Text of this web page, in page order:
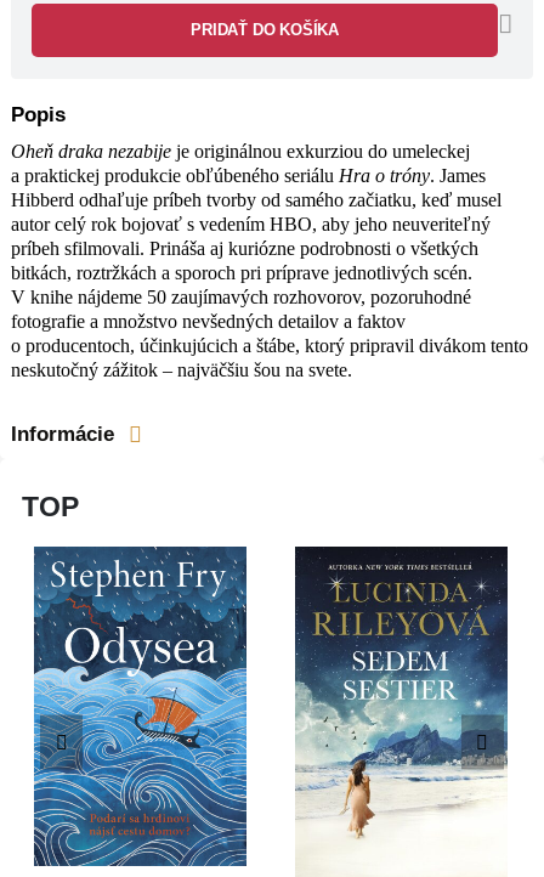
PRIDAŤ DO KOŠÍKA
Popis
Oheň draka nezabije je originálnou exkurziou do umeleckej
a praktickej produkcie obľúbeného seriálu Hra o tróny. James
Hibberd odhaľuje príbeh tvorby od samého začiatku, keď musel
autor celý rok bojovať s vedením HBO, aby jeho neuveriteľný
príbeh sfilmovali. Prináša aj kuriózne podrobnosti o všetkých
bitkách, roztržkách a sporoch pri príprave jednotlivých scén.
V knihe nájdeme 50 zaujímavých rozhovorov, pozoruhodné
fotografie a množstvo nevšedných detailov a faktov
o producentoch, účinkujúcich a štábe, ktorý pripravil divákom tento
neskutočný zážitok – najväčšiu šou na svete.
Informácie
TOP